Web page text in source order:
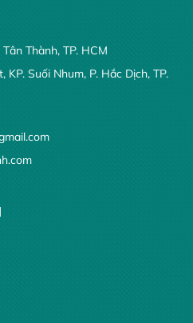
Thành, TP. HCM
Suối Nhum, P. Hắc Dịch, TP.